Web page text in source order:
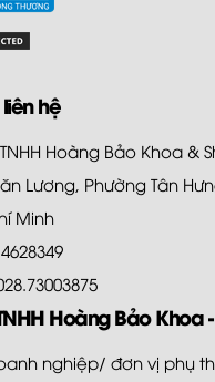
hệ
Hoàng Bảo Khoa &
Lương, Phường Tân
Minh
Hoàng Bảo Khoa
nghiệp/ đơn vị phụ